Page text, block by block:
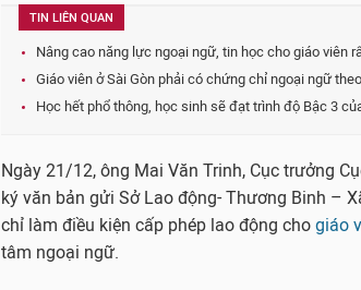
TIN LIÊN QUAN
Nâng cao năng lực ngoại ngữ, tin học cho giáo viên
Giáo viên ở Sài Gòn phải có chứng chỉ ngoại ngữ
Học hết phổ thông, học sinh sẽ đạt trình độ Bậc 3
Ngày 21/12, ông Mai Văn Trinh, Cục trưởng
ký văn bản gửi Sở Lao động- Thương Binh –
chỉ làm điều kiện cấp phép lao động cho giáo
tâm ngoại ngữ.